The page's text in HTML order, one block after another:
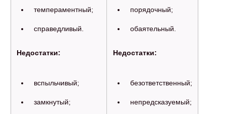
темпераментный;
справедливый.
Недостатки:
вспыльчивый;
замкнутый;
порядочный;
обаятельный.
Недостатки:
безответственный;
непредсказуемый;